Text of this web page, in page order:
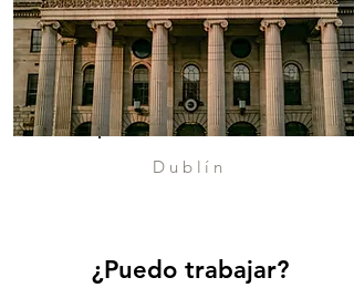
Dublín
¿Puedo trabajar?